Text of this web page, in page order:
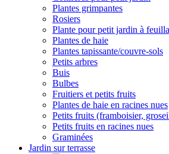
Plantes grimpantes
Rosiers
Plante pour petit jardin à
Plantes de haie
Plantes tapissante/couvre-sols
Petits arbres
Buis
Bulbes
Fruitiers et petits fruits
Plantes de haie en racines nues
Petits fruits (framboisier,
Petits fruits en racines nues
Graminées
Jardin sur terrasse